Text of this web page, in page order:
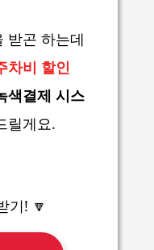
받곤 하는데
차비 할인
색결제 시스
릴게요.
기! 🔽